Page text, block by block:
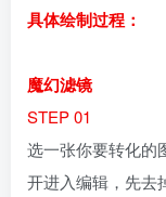
具体绘制过程：
魔幻滤镜
STEP 01
选一张你要转化的
开进入编辑，先去